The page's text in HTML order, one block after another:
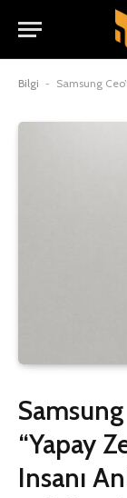
Bilgi - Samsung Ceo’su
Samsung
“Yapay
Insanı